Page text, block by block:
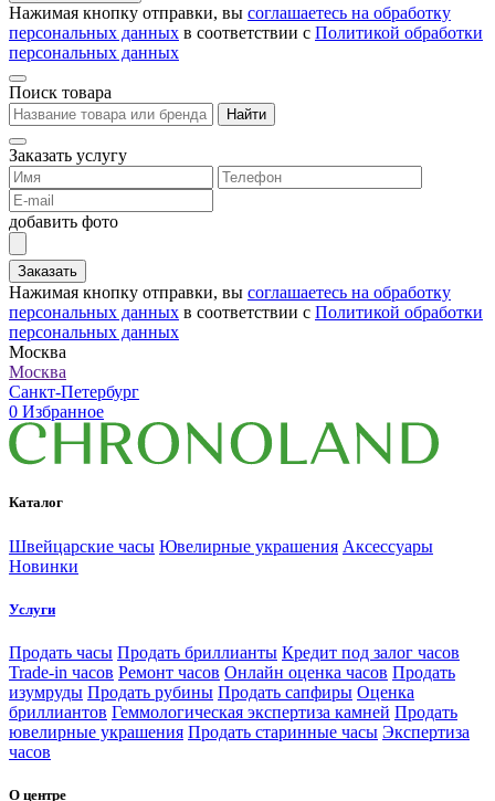
Нажимая кнопку отправки, вы соглашаетесь на обработку
персональных данных в соответствии с Политикой обработки
персональных данных
Поиск товара
Найти
Заказать услугу
добавить фото
Заказать
Нажимая кнопку отправки, вы соглашаетесь на обработку
персональных данных в соответствии с Политикой обработки
персональных данных
Москва
Москва
Санкт-Петербург
0 Избранное
Каталог
Швейцарские часы Ювелирные украшения Аксессуары
Новинки
Услуги
Продать часы Продать бриллианты Кредит под залог часов
Trade-in часов Ремонт часов Онлайн оценка часов Продать
изумруды Продать рубины Продать сапфиры Оценка
бриллиантов Геммологическая экспертиза камней Продать
ювелирные украшения Продать старинные часы Экспертиза
часов
О центре